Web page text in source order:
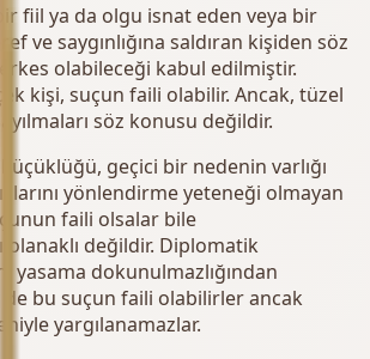
fiil ya da olgu isnat eden veya bir
ve saygınlığına saldıran kişiden söz
olabileceği kabul edilmiştir.
kişi, suçun faili olabilir. Ancak, tüzel
söz konusu değildir.
küçüklüğü, geçici bir nedenin varlığı
yönlendirme yeteneği olmayan
faili olsalar bile
olanaklı değildir. Diplomatik
yasama dokunulmazlığından
bu suçun faili olabilirler ancak
yargılanamazlar.